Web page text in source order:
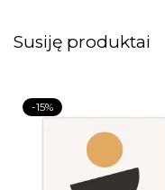
Susiję produktai
-15%